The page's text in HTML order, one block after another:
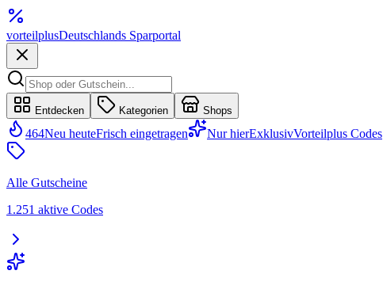
vorteilplusDeutschlands Sparportal
Entdecken Kategorien Shops
464Neu heuteFrisch eingetragen Nur hierExklusivVorteilplus Codes
Alle Gutscheine
1.251 aktive Codes